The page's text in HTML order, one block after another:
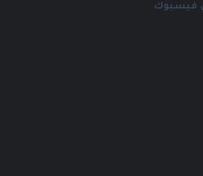
فيسبوك